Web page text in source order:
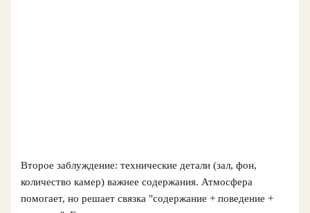
Второе заблуждение: технические детали (зал, фон,
количество камер) важнее содержания. Атмосфера
помогает, но решает связка "содержание + поведение +